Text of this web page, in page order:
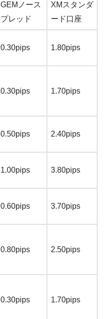
GEMノース
プレッド
XMスタンダ
ード口座
0.30pips 1.80pips
0.30pips 1.70pips
0.50pips 2.40pips
1.00pips 3.80pips
0.60pips 3.70pips
0.80pips 2.50pips
0.30pips 1.70pips